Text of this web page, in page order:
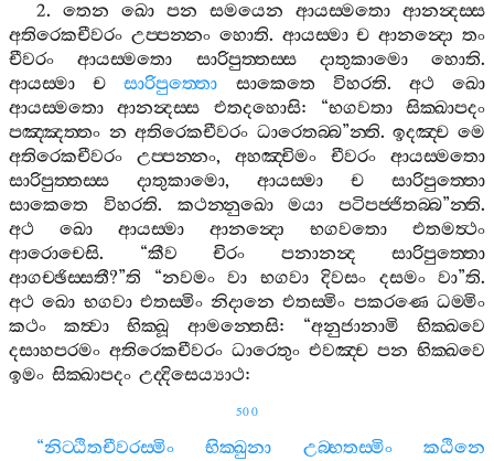
2. තෙන ඛො පන සමයෙන ආයස‍්මතො ආනන්‍දස‍්ස
අතිරෙකචීවරං උප‍්පන‍්නං හොති. ආයස‍්මා ච ආනන්‍දො තං
චීවරං
ආයස‍්මතො සාරිපුත‍්තස‍්ස දාතුකාමො හොති.
ආයස‍්මා
ච සාරිපුත‍්තො සාකෙතෙ විහරති. අථ
ඛො
ආයස‍්මතො
ආනන්‍දස‍්ස එතදහොසි: “භගවතා
සික‍්ඛාපදං
පඤ‍්ඤත‍්තං න අතිරෙකචීවරං ධාරෙතබ‍්බ”න‍්ති.ඉදඤ‍්ච මෙ
අතිරෙකචීවරං
උප‍්පන‍්නං, අහඤ‍්චිමං චීවරං
ආයස‍්මතො
සාරිපුත‍්තස‍්ස
දාතුකාමො, ආයස‍්මා ච
සාරිපුත‍්තො
සාකෙතෙ
විහරති. කථන‍්නුඛො මයා පටිපජ‍්ජිතබ‍්බ”න‍්ති.
අථ
ඛො ආයස‍්මා ආනන්‍දො භගවතො
එතමත්‍ථං
ආරොචෙසි. “කීව චිරං පනානන්‍ද
සාරිපුත‍්තො
ආගච‍්ඡිස‍්සතී?”ති “නවමං වා භගවා දිවසං දසමං වා”ති.
අථ ඛො භගවා එතස‍්මිං නිදානෙ එතස‍්මිං පකරණෙ ධම‍්මිං
කථං
කත්‍වා භික‍්ඛූ ආමන‍්තෙසි: “අනුජානාමි
භික‍්ඛවෙ
දසාහපරමං අතිරෙකචීවරං ධාරෙතුං එවඤ‍්ච පන භික‍්ඛවෙ
ඉමං සික‍්ඛාපදං උද‍්දිසෙය්‍යාථ:
500
“නිට‍්ඨිතචීවරස‍්මිං භික‍්ඛුනා උබ‍්භතස‍්මිං
කඨිනෙ